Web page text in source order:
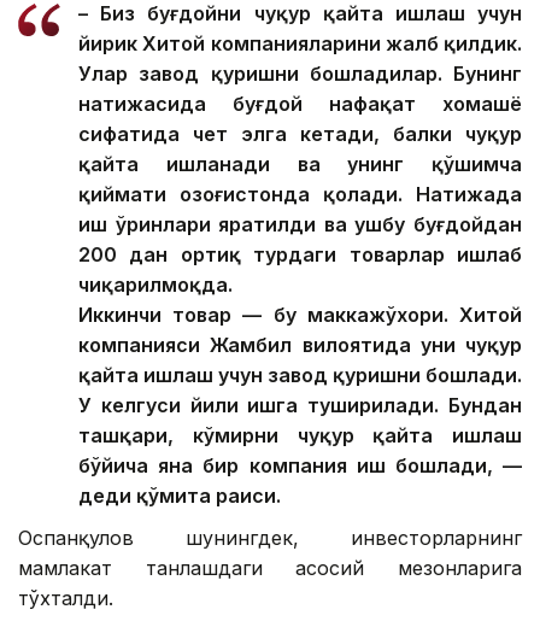
– Биз буғдойни чуқур қайта ишлаш учун
йирик Хитой компанияларини жалб қилдик.
Улар завод қуришни бошладилар. Бунинг
натижасида буғдой нафақат хомашё
сифатида чет элга кетади, балки чуқур
қайта ишланади ва унинг қўшимча
қиймати Қозоғистонда қолади. Натижада
иш ўринлари яратилди ва ушбу буғдойдан
200 дан ортиқ турдаги товарлар ишлаб
чиқарилмоқда.
Иккинчи товар — бу маккажўхори. Хитой
компанияси Жамбил вилоятида уни чуқур
қайта ишлаш учун завод қуришни бошлади.
У келгуси йили ишга туширилади. Бундан
ташқари, кўмирни чуқур қайта ишлаш
бўйича яна бир компания иш бошлади, —
деди қўмита раиси.
Оспанқулов шунингдек, инвесторларнинг
мамлакат танлашдаги асосий мезонларига
тўхталди.